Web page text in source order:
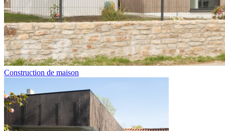
Construction de maison